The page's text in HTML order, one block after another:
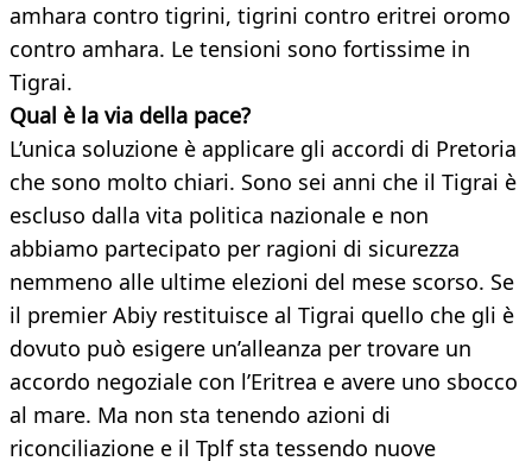
amhara contro tigrini, tigrini contro eritrei oromo
contro amhara. Le tensioni sono fortissime in
Tigrai.
Qual è la via della pace?
L’unica soluzione è applicare gli accordi di Pretoria
che sono molto chiari. Sono sei anni che il Tigrai è
escluso dalla vita politica nazionale e non
abbiamo partecipato per ragioni di sicurezza
nemmeno alle ultime elezioni del mese scorso. Se
il premier Abiy restituisce al Tigrai quello che gli è
dovuto può esigere un’alleanza per trovare un
accordo negoziale con l’Eritrea e avere uno sbocco
al mare. Ma non sta tenendo azioni di
riconciliazione e il Tplf sta tessendo nuove